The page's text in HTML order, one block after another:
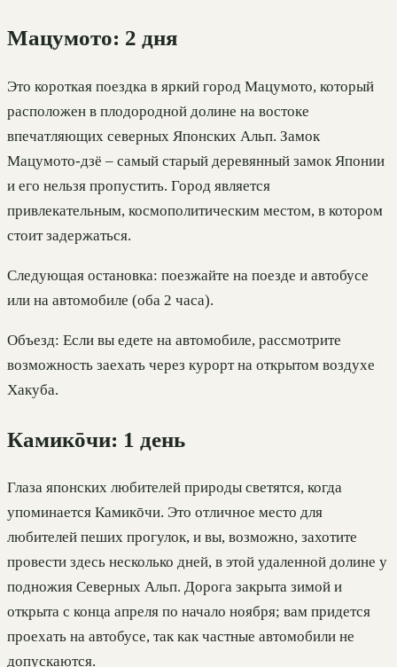
Мацумото: 2 дня
Это короткая поездка в яркий город Мацумото, который
расположен в плодородной долине на востоке
впечатляющих северных Японских Альп. Замок
Мацумото-дзё – самый старый деревянный замок Японии
и его нельзя пропустить. Город является
привлекательным, космополитическим местом, в котором
стоит задержаться.
Следующая остановка: поезжайте на поезде и автобусе
или на автомобиле (оба 2 часа).
Объезд: Если вы едете на автомобиле, рассмотрите
возможность заехать через курорт на открытом воздухе
Хакуба.
Камикōчи: 1 день
Глаза японских любителей природы светятся, когда
упоминается Камикōчи. Это отличное место для
любителей пеших прогулок, и вы, возможно, захотите
провести здесь несколько дней, в этой удаленной долине у
подножия Северных Альп. Дорога закрыта зимой и
открыта с конца апреля по начало ноября; вам придется
проехать на автобусе, так как частные автомобили не
допускаются.